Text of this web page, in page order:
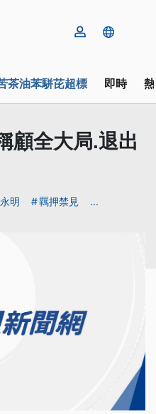
茶油苯駢芘超標 即時
顧全大局.退出
明 羈押禁見 ...